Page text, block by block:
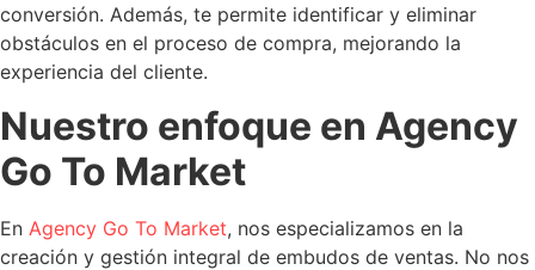
conversión. Además, te permite identificar y eliminar
obstáculos en el proceso de compra, mejorando la
experiencia del cliente.
Nuestro enfoque en Agency
Go To Market
En Agency Go To Market, nos especializamos en la
creación y gestión integral de embudos de ventas. No nos